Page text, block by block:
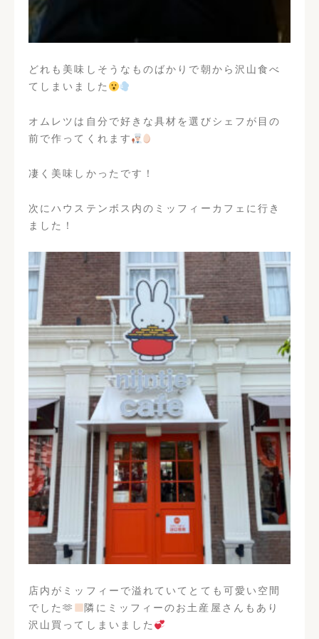
どれも美味しそうなものばかりで朝から沢山食べ
てしまいました
オムレツは自分で好きな具材を選びシェフが目の
前で作ってくれます
凄く美味しかったです！
次にハウステンボス内のミッフィーカフェに行き
ました！
店内がミッフィーで溢れていてとても可愛い空間
でした🫶
隣にミッフィーのお土産屋さんもあり
沢山買ってしまいました